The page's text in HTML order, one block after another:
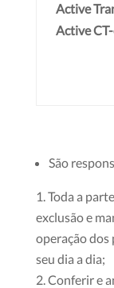
Active
Active
São
Toda a
exclusão e
operação dos
seu dia a dia;
Conferir e